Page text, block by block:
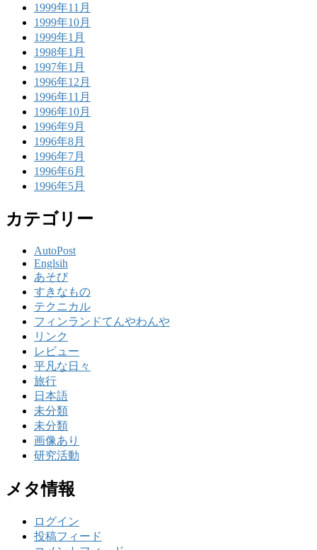
1999年11月
1999年10月
1999年1月
1998年1月
1997年1月
1996年12月
1996年11月
1996年10月
1996年9月
1996年8月
1996年7月
1996年6月
1996年5月
カテゴリー
AutoPost
Englsih
あそび
すきなもの
テクニカル
フィンランドてんやわんや
リンク
レビュー
平凡な日々
旅行
日本語
未分類
未分類
画像あり
研究活動
メタ情報
ログイン
投稿フィード